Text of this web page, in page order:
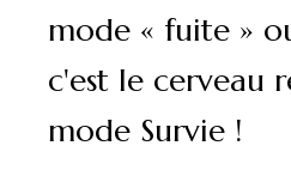
mode « fuite »
c'est le cerveau
mode Survie !